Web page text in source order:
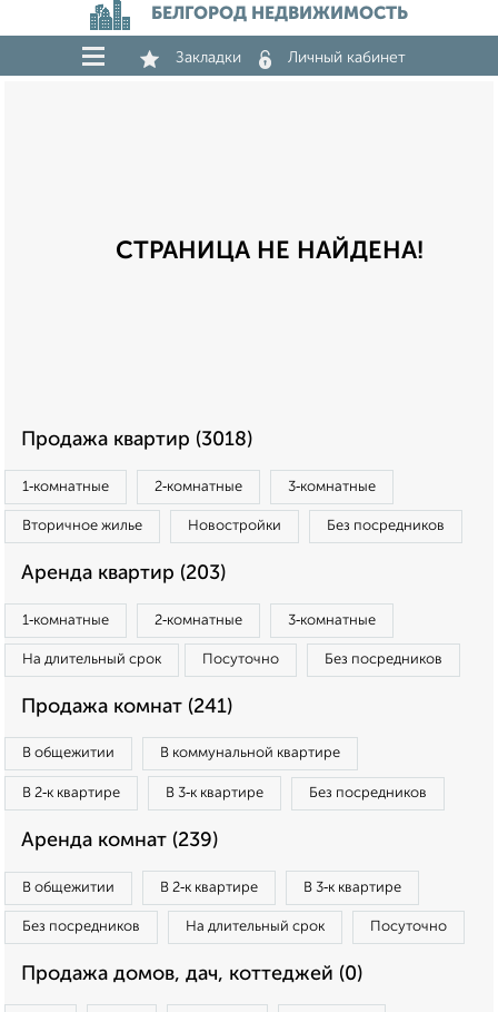
БЕЛГОРОД НЕДВИЖИМОСТЬ
Закладки Личный кабинет
СТРАНИЦА НЕ НАЙДЕНА!
Продажа квартир (3018)
1‑комнатные 2‑комнатные 3‑комнатные
Вторичное жилье Новостройки Без посредников
Аренда квартир (203)
1‑комнатные 2‑комнатные 3‑комнатные
На длительный срок Посуточно Без посредников
Продажа комнат (241)
В общежитии В коммунальной квартире
В 2‑к квартире В 3‑к квартире Без посредников
Аренда комнат (239)
В общежитии В 2‑к квартире В 3‑к квартире
Без посредников На длительный срок Посуточно
Продажа домов, дач, коттеджей (0)